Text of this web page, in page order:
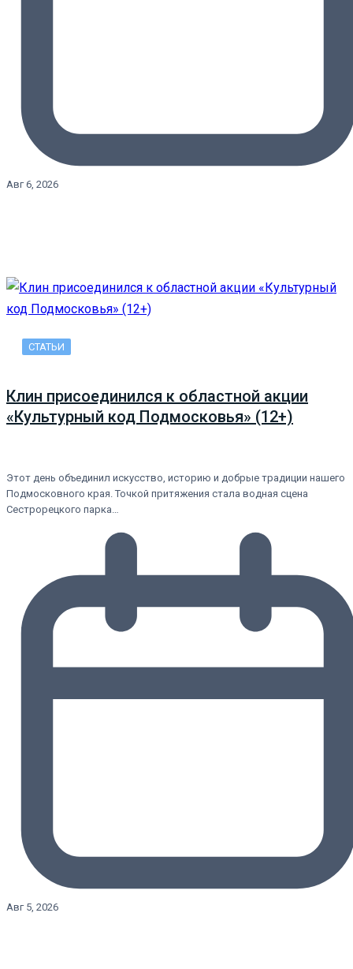
Авг 6, 2026
СТАТЬИ
Клин присоединился к областной акции
«Культурный код Подмосковья» (12+)
Этот день объединил искусство, историю и добрые традиции нашего
Подмосковного края. Точкой притяжения стала водная сцена
Сестрорецкого парка…
Авг 5, 2026